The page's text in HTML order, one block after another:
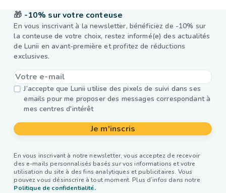
🎁 -10% sur votre conteuse
En vous inscrivant à la newsletter, bénéficiez de -10% sur
la conteuse de votre choix, restez informé(e) des actualités
de Lunii en avant-première et profitez de réductions
exclusives.
J’accepte que Lunii utilise des pixels de suivi dans ses
emails pour me proposer des messages correspondant à
mes centres d'intérêt
Je m'inscris
En vous inscrivant à notre newsletter, vous acceptez de recevoir
des e-mails personnalisés basés sur vos informations et votre
utilisation du site à des fins analytiques et publicitaires. Vous
pouvez vous désinscrire à tout moment. Plus d’infos dans notre
Politique de confidentialité.